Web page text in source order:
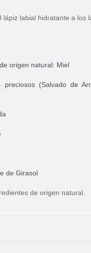
lápiz labial hidratante a los
origen natural: Miel
preciosos (Salvado de
de Girasol
de origen natural.